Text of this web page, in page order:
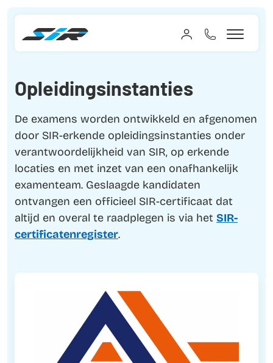
Opleidingsinstanties
De examens worden ontwikkeld en afgenomen
door SIR-erkende opleidingsinstanties onder
verantwoordelijkheid van SIR, op erkende
locaties en met inzet van een onafhankelijk
examenteam. Geslaagde kandidaten
ontvangen een officieel SIR-certificaat dat
altijd en overal te raadplegen is via het SIR-
certificatenregister.